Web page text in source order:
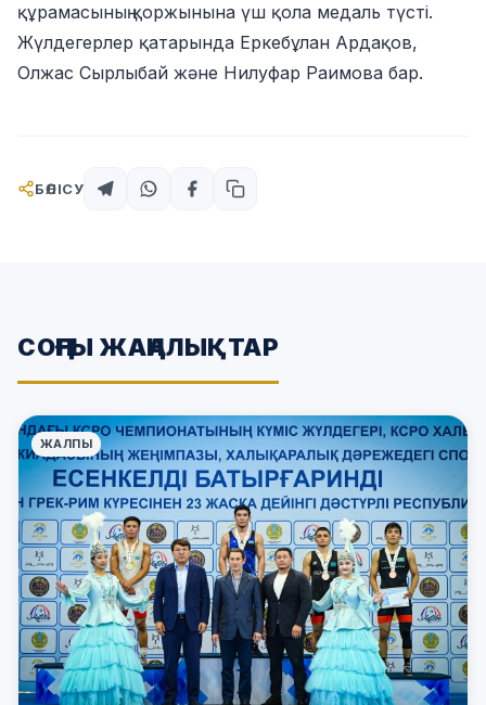
құрамасының қоржынына үш қола медаль түсті.
Жүлдегерлер қатарында Еркебұлан Ардақов,
Олжас Сырлыбай және Нилуфар Раимова бар.
БӨЛІСУ
СОҢҒЫ ЖАҢАЛЫҚТАР
ЖАЛПЫ